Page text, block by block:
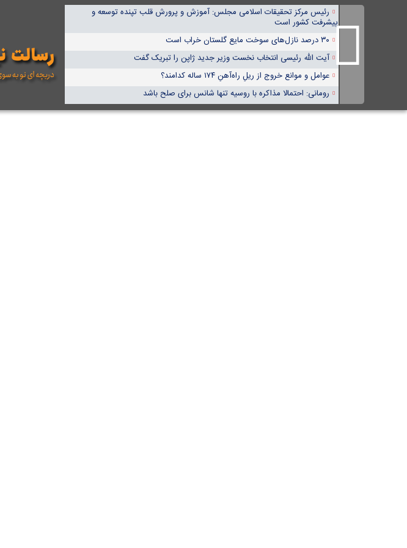
رئیس مرکز تحقیقات اسلامی مجلس: آموزش و پرورش قلب تپنده توسعه و
پیشرفت کشور است
۳۰ درصد نازل‌های سوخت مایع گلستان خراب است
آیت الله رئیسی انتخاب نخست وزیر جدید ژاپن را تبریک گفت
عوامل و موانع خروج از ریلِ راه‌آهنِ ۱۷۴ ساله کدامند؟
رومانی: احتمالا مذاکره با روسیه تنها شانس برای صلح باشد